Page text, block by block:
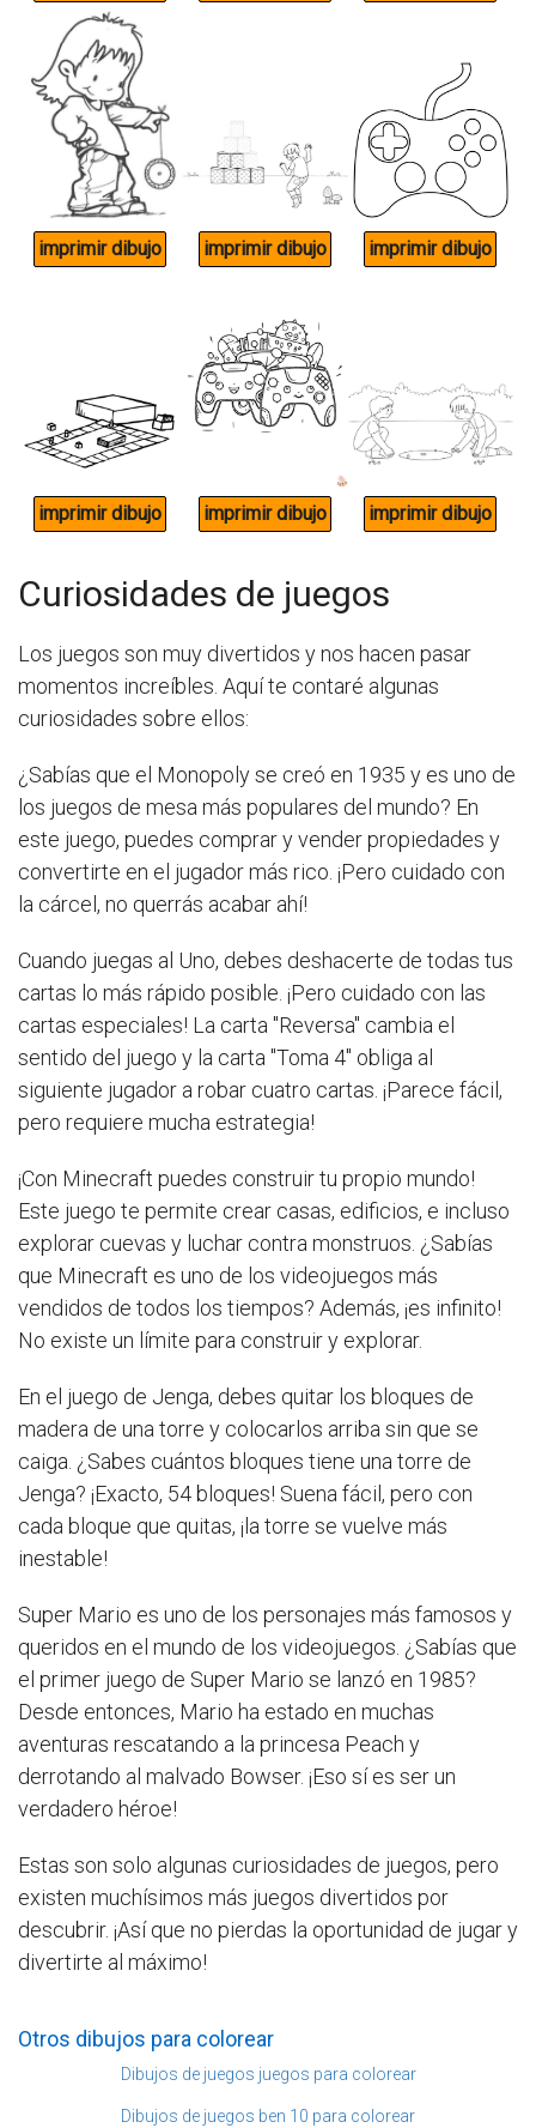
Curiosidades de juegos
Los juegos son muy divertidos y nos hacen pasar
momentos increíbles. Aquí te contaré algunas
curiosidades sobre ellos:
¿Sabías que el Monopoly se creó en 1935 y es uno de
los juegos de mesa más populares del mundo? En
este juego, puedes comprar y vender propiedades y
convertirte en el jugador más rico. ¡Pero cuidado con
la cárcel, no querrás acabar ahí!
Cuando juegas al Uno, debes deshacerte de todas tus
cartas lo más rápido posible. ¡Pero cuidado con las
cartas especiales! La carta "Reversa" cambia el
sentido del juego y la carta "Toma 4" obliga al
siguiente jugador a robar cuatro cartas. ¡Parece fácil,
pero requiere mucha estrategia!
¡Con Minecraft puedes construir tu propio mundo!
Este juego te permite crear casas, edificios, e incluso
explorar cuevas y luchar contra monstruos. ¿Sabías
que Minecraft es uno de los videojuegos más
vendidos de todos los tiempos? Además, ¡es infinito!
No existe un límite para construir y explorar.
En el juego de Jenga, debes quitar los bloques de
madera de una torre y colocarlos arriba sin que se
caiga. ¿Sabes cuántos bloques tiene una torre de
Jenga? ¡Exacto, 54 bloques! Suena fácil, pero con
cada bloque que quitas, ¡la torre se vuelve más
inestable!
Super Mario es uno de los personajes más famosos y
queridos en el mundo de los videojuegos. ¿Sabías que
el primer juego de Super Mario se lanzó en 1985?
Desde entonces, Mario ha estado en muchas
aventuras rescatando a la princesa Peach y
derrotando al malvado Bowser. ¡Eso sí es ser un
verdadero héroe!
Estas son solo algunas curiosidades de juegos, pero
existen muchísimos más juegos divertidos por
descubrir. ¡Así que no pierdas la oportunidad de jugar y
divertirte al máximo!
Otros dibujos para colorear
Dibujos de juegos juegos para colorear
Dibujos de juegos ben 10 para colorear